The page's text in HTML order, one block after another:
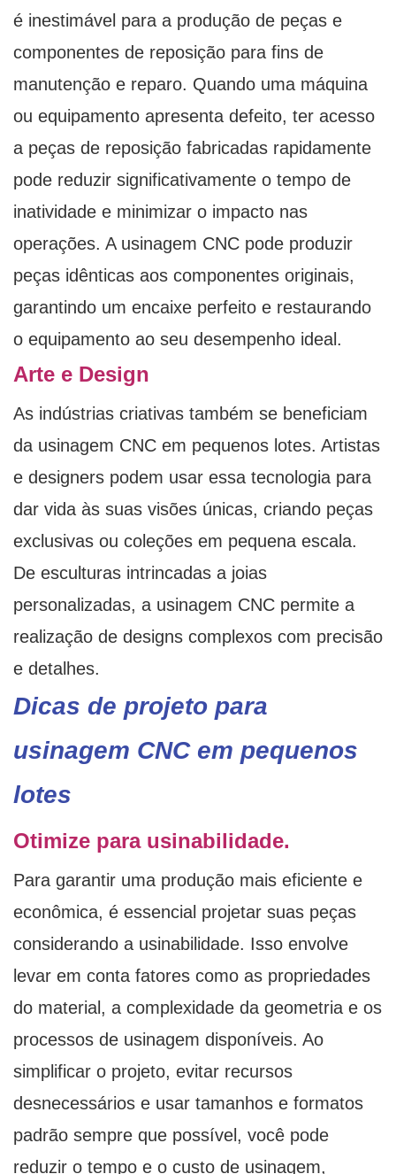
é inestimável para a produção de peças e
componentes de reposição para fins de
manutenção e reparo. Quando uma máquina
ou equipamento apresenta defeito, ter acesso
a peças de reposição fabricadas rapidamente
pode reduzir significativamente o tempo de
inatividade e minimizar o impacto nas
operações. A usinagem CNC pode produzir
peças idênticas aos componentes originais,
garantindo um encaixe perfeito e restaurando
o equipamento ao seu desempenho ideal.
Arte e Design
As indústrias criativas também se beneficiam
da usinagem CNC em pequenos lotes. Artistas
e designers podem usar essa tecnologia para
dar vida às suas visões únicas, criando peças
exclusivas ou coleções em pequena escala.
De esculturas intrincadas a joias
personalizadas, a usinagem CNC permite a
realização de designs complexos com precisão
e detalhes.
Dicas de projeto para
usinagem CNC em pequenos
lotes
Otimize para usinabilidade.
Para garantir uma produção mais eficiente e
econômica, é essencial projetar suas peças
considerando a usinabilidade. Isso envolve
levar em conta fatores como as propriedades
do material, a complexidade da geometria e os
processos de usinagem disponíveis. Ao
simplificar o projeto, evitar recursos
desnecessários e usar tamanhos e formatos
padrão sempre que possível, você pode
reduzir o tempo e o custo de usinagem,